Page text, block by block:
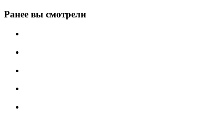
Ранее вы смотрели